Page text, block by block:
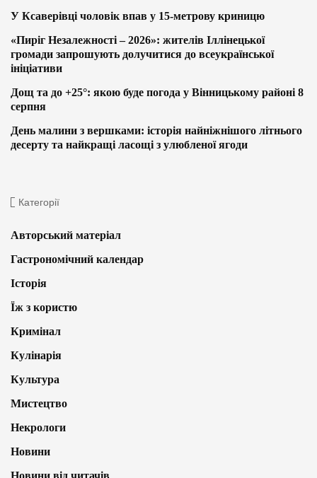
У Ксаверівці чоловік впав у 15-метрову криницю
«Пиріг Незалежності – 2026»: жителів Іллінецької
громади запрошують долучитися до всеукраїнської
ініціативи
Дощ та до +25°: якою буде погода у Вінницькому районі 8
серпня
День малини з вершками: історія найніжнішого літнього
десерту та найкращі ласощі з улюбленої ягоди
Категорії
Авторський матеріал
Гастрономічний календар
Історія
Їж з користю
Кримінал
Кулінарія
Культура
Мистецтво
Некрологи
Новини